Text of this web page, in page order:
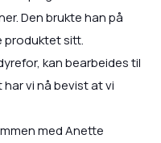
Den brukte han på
produktet sitt.
kan bearbeides til
vi nå bevist at vi
med Anette